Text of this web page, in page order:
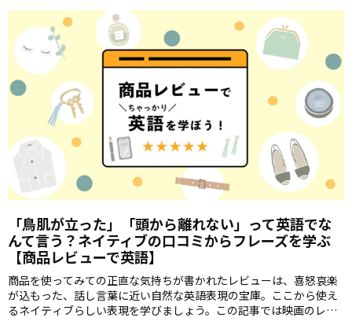
「鳥肌が立った」「頭から離れない」って英語でな
んて言う？ネイティブの口コミからフレーズを学ぶ
【商品レビューで英語】
商品を使ってみての正直な気持ちが書かれたレビューは、喜怒哀楽
が込もった、話し言葉に近い自然な英語表現の宝庫。ここから使え
るネイティブらしい表現を学びましょう。この記事では映画のレビ